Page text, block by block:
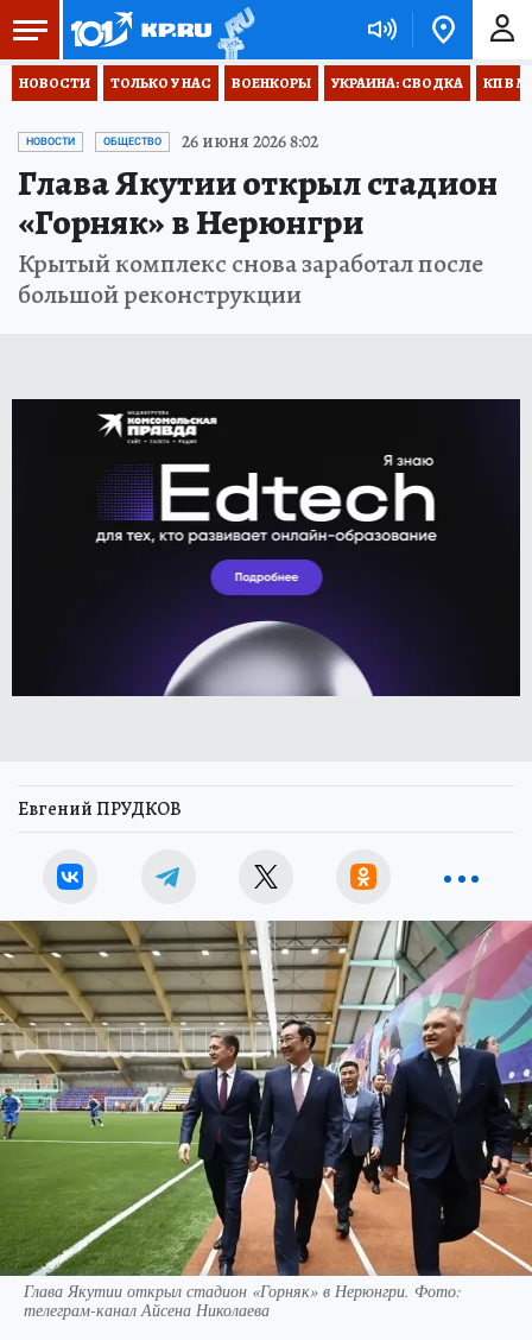
НОВОСТИ ТОЛЬКО У НАС ВОЕНКОРЫ УКРАИНА: СВОДКА КП В
НОВОСТИ ОБЩЕСТВО 26 июня 2026 8:02
Глава Якутии открыл стадион
«Горняк» в Нерюнгри
Крытый комплекс снова заработал после
большой реконструкции
Евгений ПРУДКОВ
Глава Якутии открыл стадион «Горняк» в Нерюнгри. Фото:
телеграм-канал Айсена Николаева